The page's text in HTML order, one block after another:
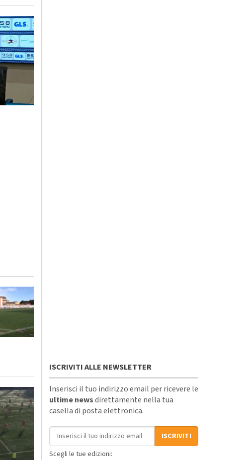
ISCRIVITI ALLE NEWSLETTER
Inserisci il tuo indirizzo email per ricevere le
ultime newsdirettamente nella tua
casella di posta elettronica.
Indirizzo email
ISCRIVITI
Scegli le tue edizioni: